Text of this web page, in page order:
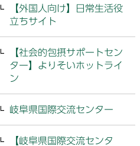
【外国人向け】日常生活役
立ちサイト
【社会的包摂サポートセン
ター】よりそいホットライ
ン
岐阜県国際交流センター
【岐阜県国際交流センタ